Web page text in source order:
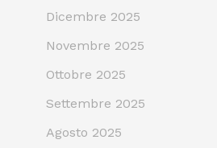
Dicembre 2025
Novembre 2025
Ottobre 2025
Settembre 2025
Agosto 2025